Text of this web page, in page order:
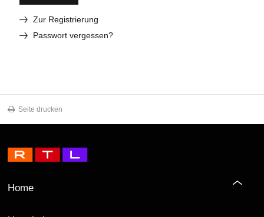
Zur Registrierung
Passwort vergessen?
Seite drucken
Home